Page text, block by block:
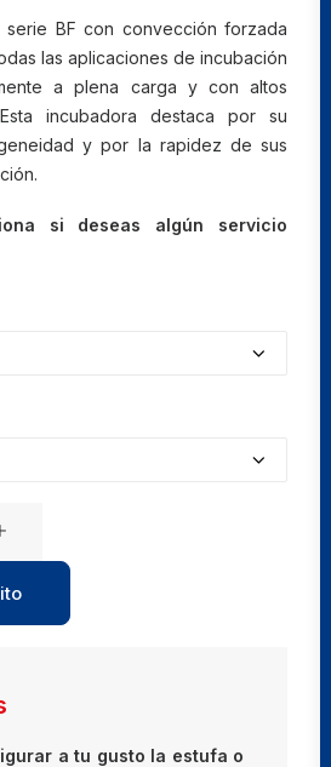
BF con convección forzada
las aplicaciones de incubación
a plena carga y con altos
incubadora destaca por su
y por la rapidez de sus
si deseas algún servicio
a tu gusto la estufa o